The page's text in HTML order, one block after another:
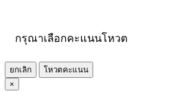
กรุณาเลือกคะแนนโหวต
ยกเลิก
โหวตคะแนน
×